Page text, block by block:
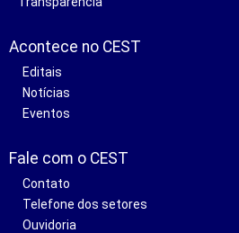
Acontece no CEST
Editais
Notícias
Eventos
Fale com o CEST
Contato
Telefone dos setores
Ouvidoria